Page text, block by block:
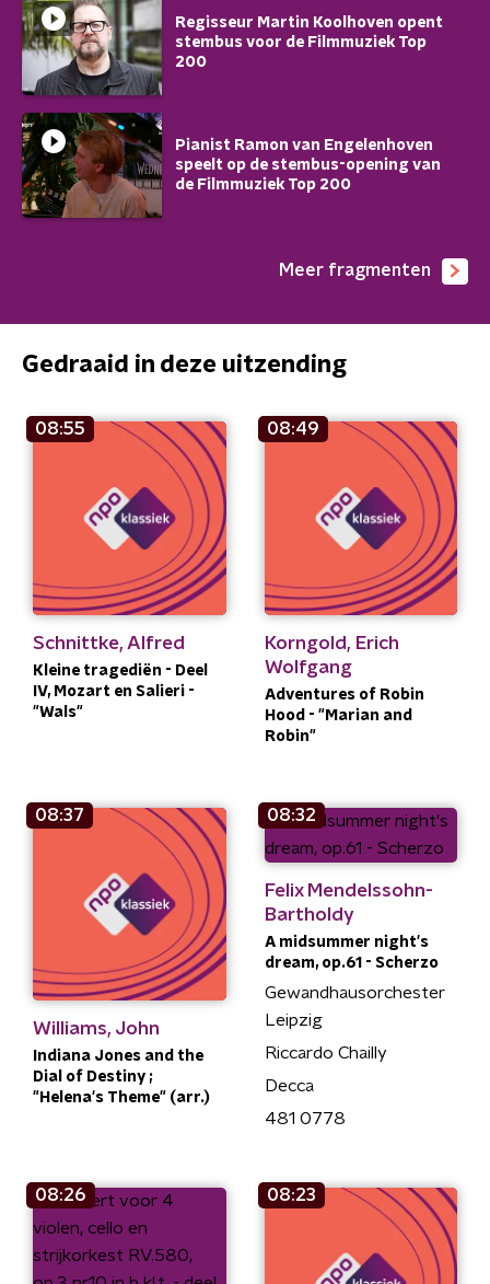
Regisseur Martin Koolhoven opent
stembus voor de Filmmuziek Top
200
Pianist Ramon van Engelenhoven
speelt op de stembus-opening van
de Filmmuziek Top 200
Meer fragmenten
Gedraaid in deze uitzending
08:55
Schnittke, Alfred
Kleine tragediën - Deel
IV, Mozart en Salieri -
"Wals"
08:49
Korngold, Erich
Wolfgang
Adventures of Robin
Hood - "Marian and
Robin"
08:37
Williams, John
Indiana Jones and the
Dial of Destiny ;
"Helena's Theme" (arr.)
08:32
Felix Mendelssohn-
Bartholdy
A midsummer night's
dream, op.61 - Scherzo
Gewandhausorchester
Leipzig
Riccardo Chailly
Decca
481 0778
08:26 08:23